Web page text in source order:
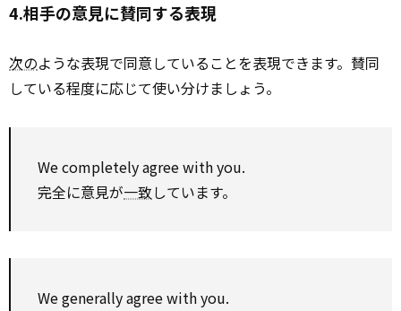
4.相手の意見に賛同する表現
次のような表現で同意していることを表現できます。賛同
している程度に応じて使い分けましょう。
We completelyagree withyou.
完全に意見が一致しています。
Wegenerallyagree withyou.